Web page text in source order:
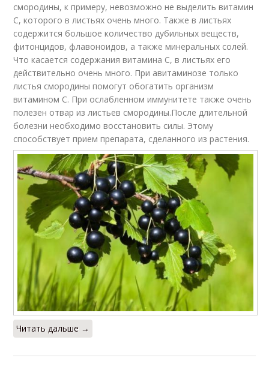
смородины, к примеру, невозможно не выделить витамин
С, которого в листьях очень много. Также в листьях
содержится большое количество дубильных веществ,
фитонцидов, флавоноидов, а также минеральных солей.
Что касается содержания витамина С, в листьях его
действительно очень много. При авитаминозе только
листья смородины помогут обогатить организм
витамином С. При ослабленном иммунитете также очень
полезен отвар из листьев смородины.После длительной
болезни необходимо восстановить силы. Этому
способствует прием препарата, сделанного из растения.
Читать дальше →